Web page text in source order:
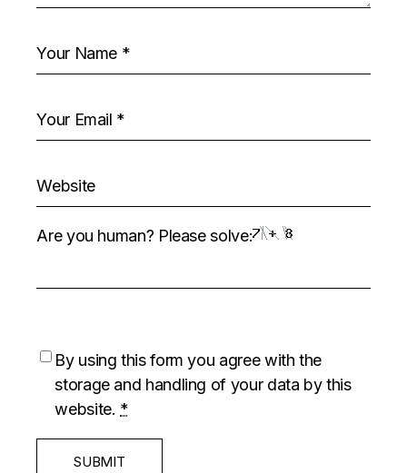
Are you human? Please solve:
By using this form you agree with the
storage and handling of your data by this
website. *
SUBMIT